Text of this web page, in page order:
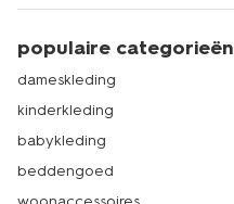
populaire categorieën
dameskleding
kinderkleding
babykleding
beddengoed